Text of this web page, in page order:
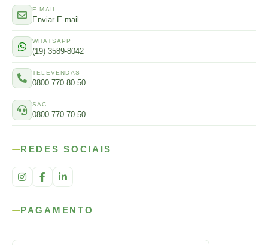
E-MAIL
Enviar E-mail
WHATSAPP
(19) 3589-8042
TELEVENDAS
0800 770 80 50
SAC
0800 770 70 50
REDES SOCIAIS
PAGAMENTO